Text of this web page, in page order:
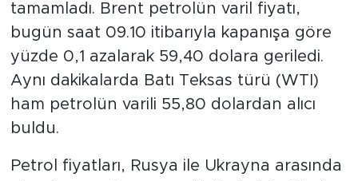
tamamladı. Brent petrolün varil fiyatı,
bugün saat 09.10 itibarıyla kapanışa göre
yüzde 0,1 azalarak 59,40 dolara geriledi.
Aynı dakikalarda Batı Teksas türü (WTI)
ham petrolün varili 55,80 dolardan alıcı
buldu.
Petrol fiyatları, Rusya ile Ukrayna arasında